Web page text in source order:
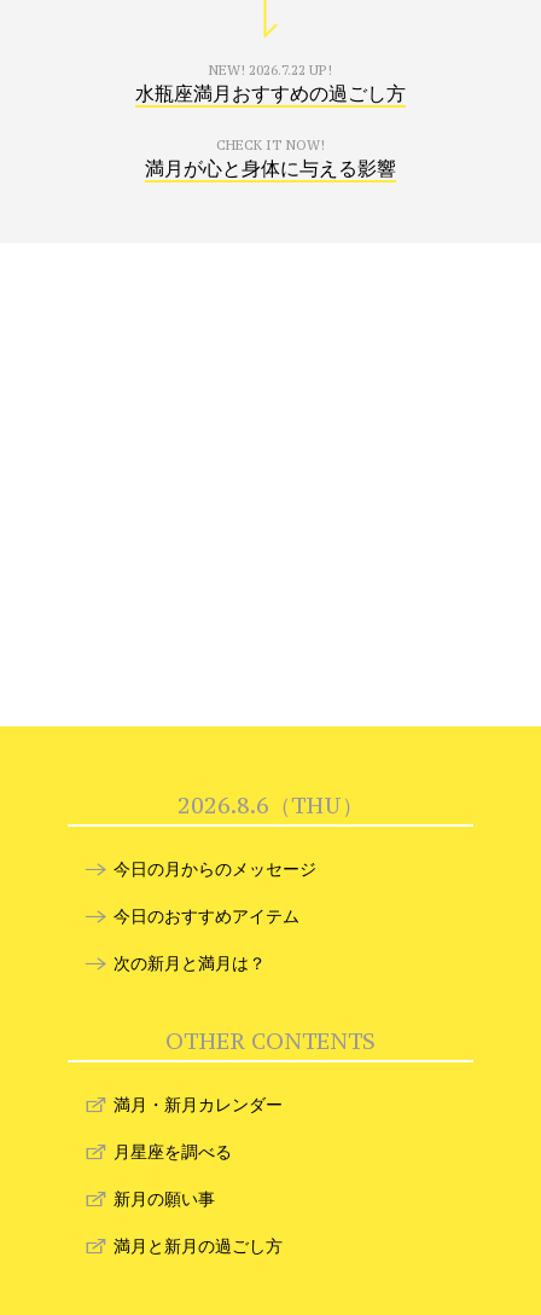
NEW! 2026.7.22 UP!
水瓶座満月おすすめの過ごし方
CHECK IT NOW!
満月が心と身体に与える影響
2026.8.6（THU）
今日の月からのメッセージ
今日のおすすめアイテム
次の新月と満月は？
OTHER CONTENTS
満月・新月カレンダー
月星座を調べる
新月の願い事
満月と新月の過ごし方